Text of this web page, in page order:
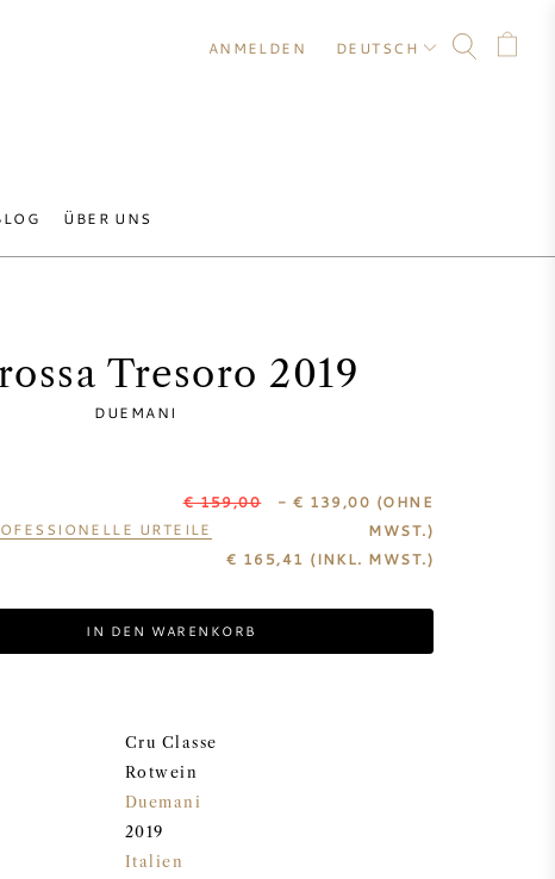
ÜBER UNS
ANMELDEN DEUTSCH
Tresoro 2019
DUEMANI
URTEILE
€ 159,00- € 139,00 (OHNE
MWST.)
€ 165,41 (INKL. MWST.)
IN DEN WARENKORB
Cru Classe
Rotwein
Duemani
2019
Italien